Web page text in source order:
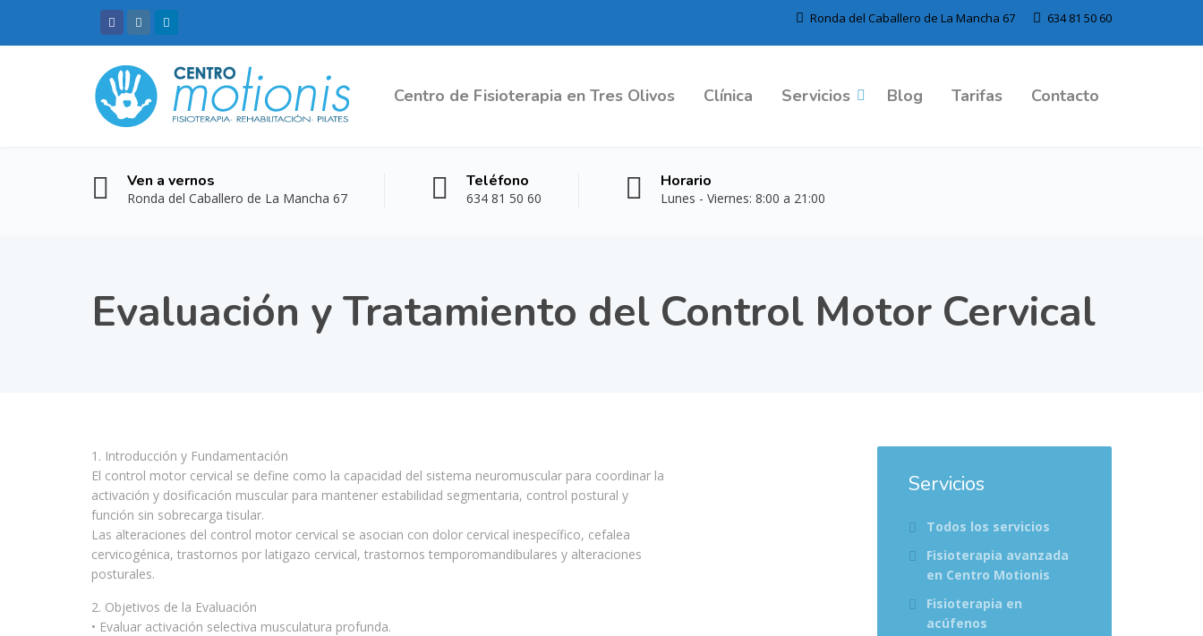
Ronda del Caballero de La Mancha 67 634 81 50 60
Centro de Fisioterapia en Tres Olivos Clínica Servicios Blog Tarifas Contacto
Ven a vernos
Ronda del Caballero de La Mancha 67
Teléfono
634 81 50 60
Horario
Lunes - Viernes: 8:00 a 21:00
Evaluación y Tratamiento del Control Motor Cervical
1. Introducción y Fundamentación
El control motor cervical se define como la capacidad del sistema neuromuscular para coordinar la
activación y dosificación muscular para mantener estabilidad segmentaria, control postural y
función sin sobrecarga tisular.
Las alteraciones del control motor cervical se asocian con dolor cervical inespecífico, cefalea
cervicogénica, trastornos por latigazo cervical, trastornos temporomandibulares y alteraciones
posturales.
2. Objetivos de la Evaluación
• Evaluar activación selectiva musculatura profunda.
Servicios
Todos los servicios
Fisioterapia avanzada
en Centro Motionis
Fisioterapia en
acúfenos